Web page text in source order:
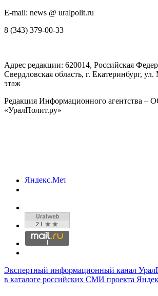
E-mail: news @ uralpolit.ru
8 (343) 379-00-33
Адрес редакции: 620014, Российская
Свердловская область, г. Екатеринбург, ул.
этаж
Редакция Информационного агентства –
«УралПолит.ру»
Экспертный информационный канал
в каталоге российских СМИ проекта